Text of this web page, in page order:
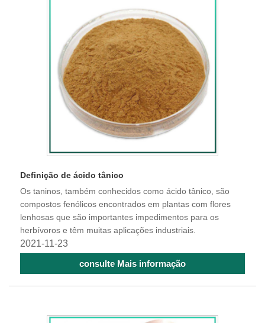
Definição de ácido tânico
Os taninos, também conhecidos como ácido tânico, são
compostos fenólicos encontrados em plantas com flores
lenhosas que são importantes impedimentos para os
herbívoros e têm muitas aplicações industriais.
2021-11-23
consulte Mais informação